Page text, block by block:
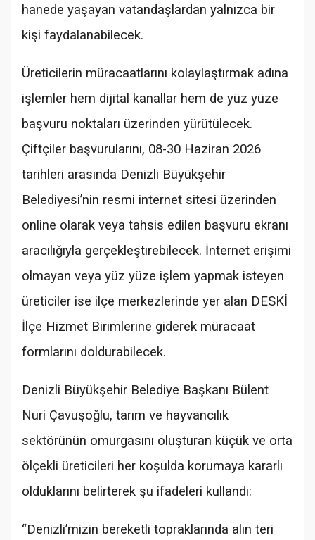
hanede yaşayan vatandaşlardan yalnızca bir
kişi faydalanabilecek.
Üreticilerin müracaatlarını kolaylaştırmak adına
işlemler hem dijital kanallar hem de yüz yüze
başvuru noktaları üzerinden yürütülecek.
Çiftçiler başvurularını, 08-30 Haziran 2026
tarihleri arasında Denizli Büyükşehir
Belediyesi’nin resmi internet sitesi üzerinden
online olarak veya tahsis edilen başvuru ekranı
aracılığıyla gerçekleştirebilecek. İnternet erişimi
olmayan veya yüz yüze işlem yapmak isteyen
üreticiler ise ilçe merkezlerinde yer alan DESKİ
İlçe Hizmet Birimlerine giderek müracaat
formlarını doldurabilecek.
Denizli Büyükşehir Belediye Başkanı Bülent
Nuri Çavuşoğlu, tarım ve hayvancılık
sektörünün omurgasını oluşturan küçük ve orta
ölçekli üreticileri her koşulda korumaya kararlı
olduklarını belirterek şu ifadeleri kullandı:
“Denizli’mizin bereketli topraklarında alın teri